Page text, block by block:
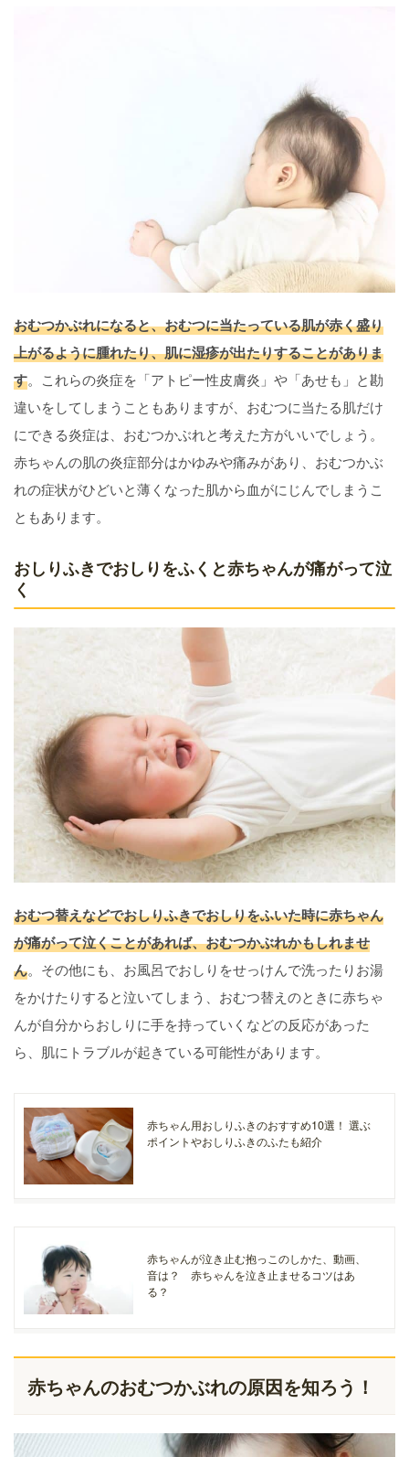
おむつかぶれになると、おむつに当たっている肌が赤く盛り
上がるように腫れたり、肌に湿疹が出たりすることがありま
す。これらの炎症を「アトピー性皮膚炎」や「あせも」と勘
違いをしてしまうこともありますが、おむつに当たる肌だけ
にできる炎症は、おむつかぶれと考えた方がいいでしょう。
赤ちゃんの肌の炎症部分はかゆみや痛みがあり、おむつかぶ
れの症状がひどいと薄くなった肌から血がにじんでしまうこ
ともあります。
おしりふきでおしりをふくと赤ちゃんが痛がって泣
く
おむつ替えなどでおしりふきでおしりをふいた時に赤ちゃん
が痛がって泣くことがあれば、おむつかぶれかもしれませ
ん。その他にも、お風呂でおしりをせっけんで洗ったりお湯
をかけたりすると泣いてしまう、おむつ替えのときに赤ちゃ
んが自分からおしりに手を持っていくなどの反応があった
ら、肌にトラブルが起きている可能性があります。
赤ちゃん用おしりふきのおすすめ10選！ 選ぶ
ポイントやおしりふきのふたも紹介
赤ちゃんが泣き止む抱っこのしかた、動画、
音は？ 赤ちゃんを泣き止ませるコツはあ
る？
赤ちゃんのおむつかぶれの原因を知ろう！